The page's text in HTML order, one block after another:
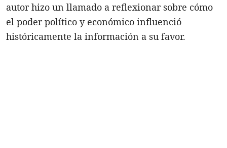
autor hizo un llamado a reflexionar sobre cómo
el poder político y económico influenció
históricamente la información a su favor.